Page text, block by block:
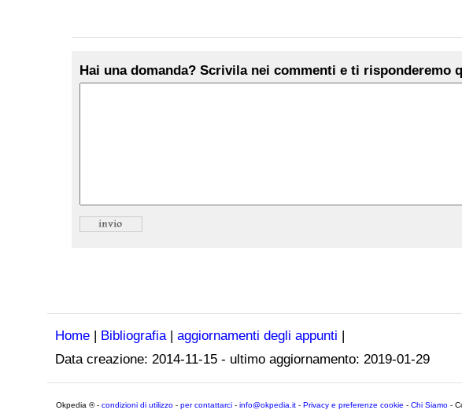
Hai una domanda? Scrivila nei commenti e ti risponderemo
Home | Bibliografia| aggiornamenti degli appunti |
Data creazione: 2014-11-15 - ultimo aggiornamento: 2019-01-29
Okpedia ® - condizioni di utilizzo - per contattarci - info@okpedia.it - Privacy e preferenze cookie - Chi Siamo -